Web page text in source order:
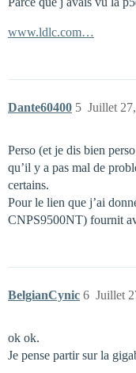
www.ldlc.com…
Dante60400 Juillet
5
Perso (et je dis bien
qu’il y a pas mal de
certains.
Pour le lien que j’ai
CNPS9500NT) fournit
BelgianCynic Juillet
6
ok ok.
Je pense partir sur la